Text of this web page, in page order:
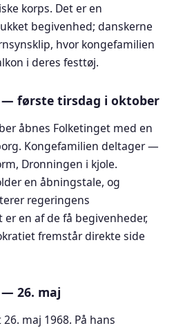
korps. Det er en
begivenhed; danskerne
hvor kongefamilien
i deres festtøj.
første tirsdag i oktober
åbnes Folketinget med en
Kongefamilien deltager —
Dronningen i kjole.
en åbningstale, og
regeringens
en af de få begivenheder,
fremstår direkte side
26. maj
maj 1968. På hans